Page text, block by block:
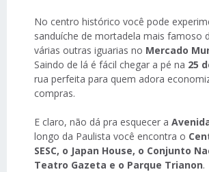
No centro histórico você pode
sanduíche de mortadela mais famoso
várias outras iguarias no Mercado
Saindo de lá é fácil chegar a pé na 25
rua perfeita para quem adora
compras.
E claro, não dá pra esquecer a
longo da Paulista você encontra o
SESC, o Japan House, o Conjunto
Teatro Gazeta e o Parque Trianon.